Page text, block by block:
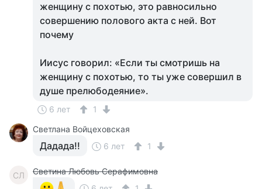
женщину с похотью, это равносильно
совершению полового акта с ней. Вот
почему
Иисус говорил: «Если ты смотришь на
женщину с похотью, то ты уже совершил в
душе прелюбодеяние».
6 лет
1
Светлана Войцеховская
Дадада!! 6 лет 1
СЛ
Светина Любовь Серафимовна